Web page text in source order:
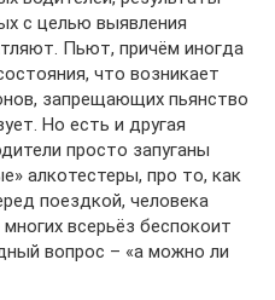
с целью выявления
Пьют, причём иногда
что возникает
запрещающих пьянство
Но есть и другая
просто запуганы
алкотестеры, про то, как
поездкой, человека
всерьёз беспокоит
вопрос – «а можно ли